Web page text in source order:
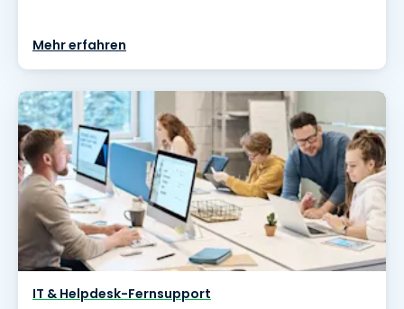
Mehr erfahren
IT & Helpdesk-Fernsupport